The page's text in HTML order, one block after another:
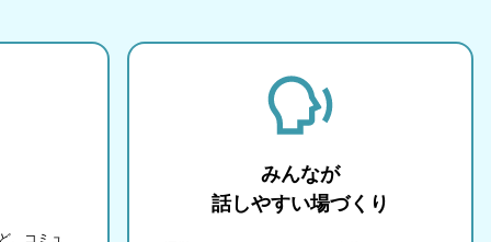
、コミュ
みんなが
話しやすい場づくり